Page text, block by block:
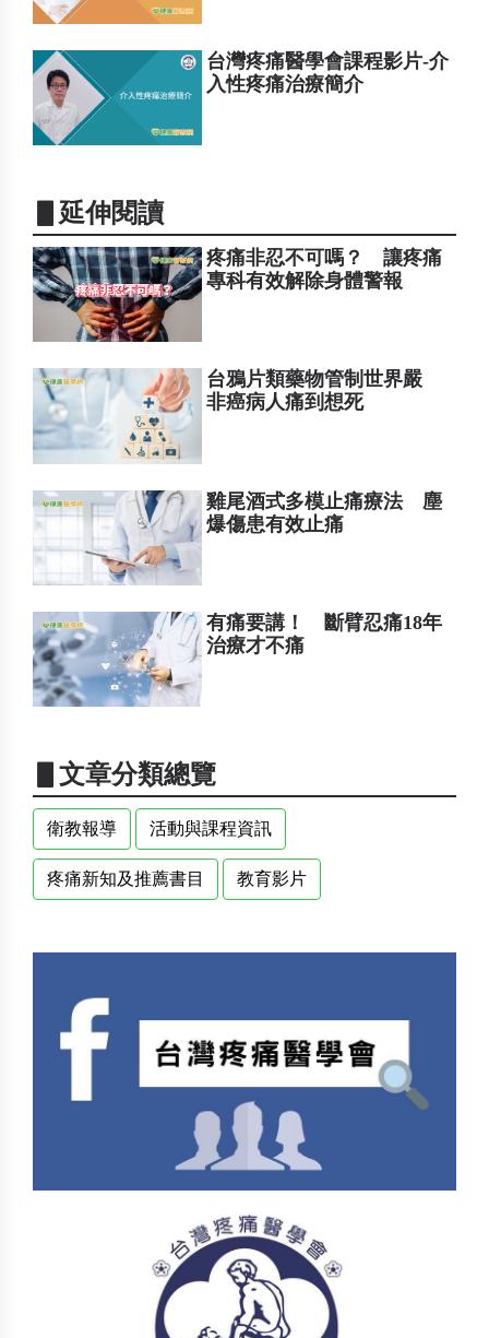
台灣疼痛醫學會課程影片-介
入性疼痛治療簡介
▋延伸閱讀
疼痛非忍不可嗎？ 讓疼痛
專科有效解除身體警報
台鴉片類藥物管制世界嚴
非癌病人痛到想死
雞尾酒式多模止痛療法 塵
爆傷患有效止痛
有痛要講！ 斷臂忍痛18年
治療才不痛
▋文章分類總覽
衛教報導 活動與課程資訊
疼痛新知及推薦書目 教育影片